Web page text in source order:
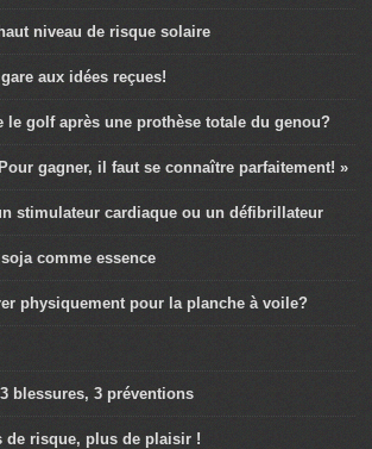
niveau de risque solaire
aux idées reçues!
le golf après une prothèse totale du genou?
gagner, il faut se connaître parfaitement! »
stimulateur cardiaque ou un défibrillateur
comme essence
physiquement pour la planche à voile?
blessures, 3 préventions
de risque, plus de plaisir !